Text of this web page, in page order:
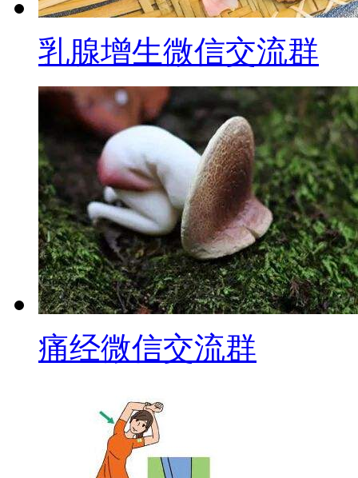
乳腺增生微信交流群
痛经微信交流群